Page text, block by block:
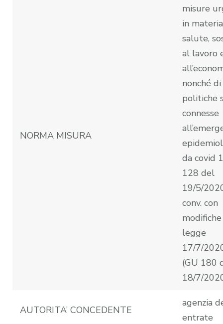
NORMA MISURA
misure
in
salute,
al lavoro
nonché di
politiche
connesse
da covid
128 del
19/5/
conv. con
legge
17/7/
(GU 180
18/7/
AUTORITA’ CONCEDENTE
agenzia
entrate